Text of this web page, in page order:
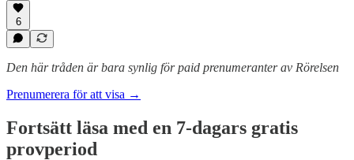
6
Den här tråden är bara synlig för paid prenumeranter av Rörelsen
Prenumerera för att visa →
Fortsätt läsa med en 7-dagars gratis
provperiod